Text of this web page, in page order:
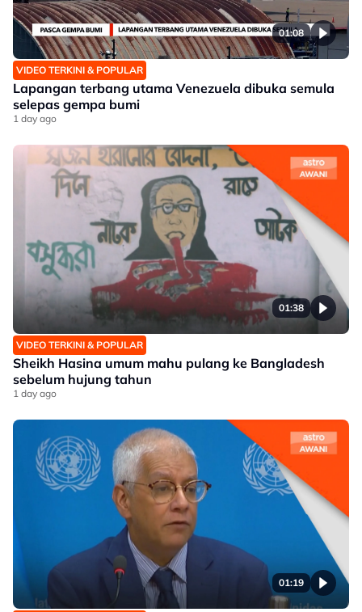
01:08
VIDEO TERKINI & POPULAR
Lapangan terbang utama Venezuela dibuka semula
selepas gempa bumi
1 day ago
01:38
VIDEO TERKINI & POPULAR
Sheikh Hasina umum mahu pulang ke Bangladesh
sebelum hujung tahun
1 day ago
01:19